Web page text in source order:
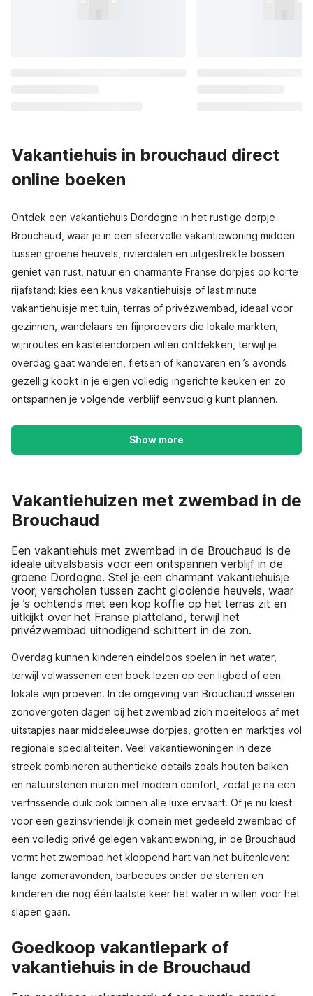
Vakantiehuis in brouchaud direct
online boeken
Ontdek een vakantiehuis Dordogne in het rustige dorpje
Brouchaud, waar je in een sfeervolle vakantiewoning midden
tussen groene heuvels, rivierdalen en uitgestrekte bossen
geniet van rust, natuur en charmante Franse dorpjes op korte
rijafstand; kies een knus vakantiehuisje of last minute
vakantiehuisje met tuin, terras of privézwembad, ideaal voor
gezinnen, wandelaars en fijnproevers die lokale markten,
wijnroutes en kastelendorpen willen ontdekken, terwijl je
overdag gaat wandelen, fietsen of kanovaren en ’s avonds
gezellig kookt in je eigen volledig ingerichte keuken en zo
ontspannen je volgende verblijf eenvoudig kunt plannen.
Show more
Vakantiehuizen met zwembad in de
Brouchaud
Een vakantiehuis met zwembad in de Brouchaud is de
ideale uitvalsbasis voor een ontspannen verblijf in de
groene Dordogne. Stel je een charmant vakantiehuisje
voor, verscholen tussen zacht glooiende heuvels, waar
je ’s ochtends met een kop koffie op het terras zit en
uitkijkt over het Franse platteland, terwijl het
privézwembad uitnodigend schittert in de zon.
Overdag kunnen kinderen eindeloos spelen in het water,
terwijl volwassenen een boek lezen op een ligbed of een
lokale wijn proeven. In de omgeving van Brouchaud wisselen
zonovergoten dagen bij het zwembad zich moeiteloos af met
uitstapjes naar middeleeuwse dorpjes, grotten en marktjes vol
regionale specialiteiten. Veel vakantiewoningen in deze
streek combineren authentieke details zoals houten balken
en natuurstenen muren met modern comfort, zodat je na een
verfrissende duik ook binnen alle luxe ervaart. Of je nu kiest
voor een gezinsvriendelijk domein met gedeeld zwembad of
een volledig privé gelegen vakantiewoning, in de Brouchaud
vormt het zwembad het kloppend hart van het buitenleven:
lange zomeravonden, barbecues onder de sterren en
kinderen die nog één laatste keer het water in willen voor het
slapen gaan.
Goedkoop vakantiepark of
vakantiehuis in de Brouchaud